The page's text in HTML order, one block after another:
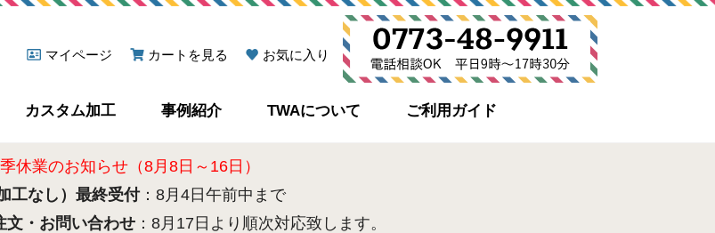
マイページ
カートを見る お気に入り
カスタム加工 事例紹介 TWAについて ご利用ガイド
休業のお知らせ（8月8日～16日）
工なし）最終受付：8月4日午前中まで
文・お問い合わせ ：8月17日より順次対応致します。